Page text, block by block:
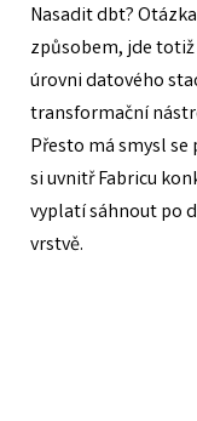
Nasadit dbt?
způsobem, jde
úrovni datového
transformační
Přesto má smysl
si uvnitř Fabricu
vyplatí sáhnout po
vrstvě.